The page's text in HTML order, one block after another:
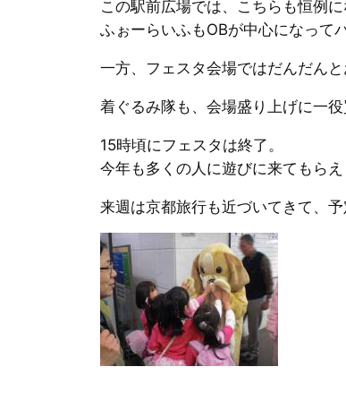
この駅前広場では、こちらも恒例
ふぉーらいふもOBが中心になって
一方、フェスタ会場ではだんだんと
着ぐるみ隊も、会場盛り上げに一役
15時頃にフェスタは終了。
今年も多くの人に遊びに来てもらえ
来週は京都旅行も近づいてきて、